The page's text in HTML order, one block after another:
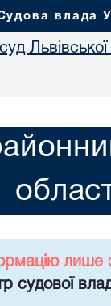
влада
Львівської
лише
судової